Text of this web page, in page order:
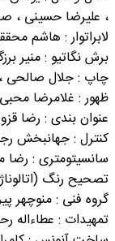
، علیرضا حسینی ،
لابراتوار : هاشم
برش نگاتیو : منیر
چاپ : جلال صالحی
ظهور : غلامرضا
عنوان بندی : رضا
کنترل : جهانبخش
سانسیتومتری : رضا
تصحیح رنگ
گروه فنی : منوچهر
تمهیدات : عطاءاله